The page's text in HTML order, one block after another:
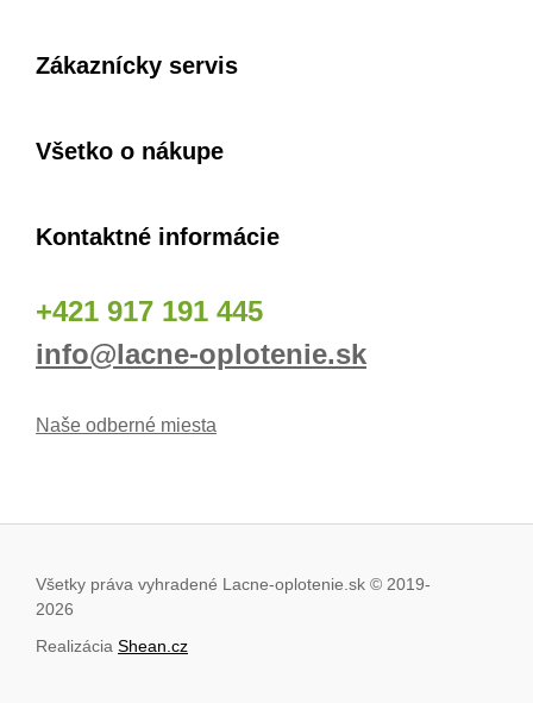
Zákaznícky servis
Všetko o nákupe
Kontaktné informácie
+421 917 191 445
info@lacne-oplotenie.sk
Naše odberné miesta
Všetky práva vyhradené Lacne-oplotenie.sk © 2019-
2026
Realizácia Shean.cz